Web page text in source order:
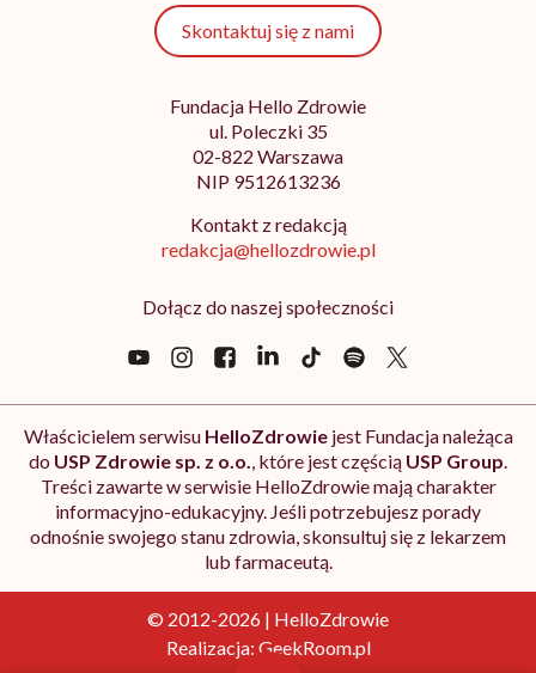
Skontaktuj się z nami
Fundacja Hello Zdrowie
ul. Poleczki 35
02-822 Warszawa
NIP 9512613236
Kontakt z redakcją
redakcja@hellozdrowie.pl
Dołącz do naszej społeczności
Właścicielem serwisu HelloZdrowiejest Fundacja należąca
do USP Zdrowie sp. z o.o., które jest częścią USP Group.
Treści zawarte w serwisie HelloZdrowie mają charakter
informacyjno-edukacyjny. Jeśli potrzebujesz porady
odnośnie swojego stanu zdrowia, skonsultuj się z lekarzem
lub farmaceutą.
© 2012-2026 | HelloZdrowie
Realizacja: GeekRoom.pl